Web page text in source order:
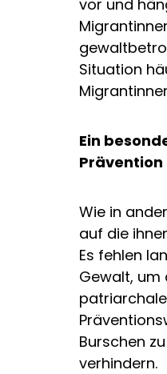
vor und
Situation
Ein
Wie in
auf die
Es fehlen
Gewalt, um
Burschen
verhindern.